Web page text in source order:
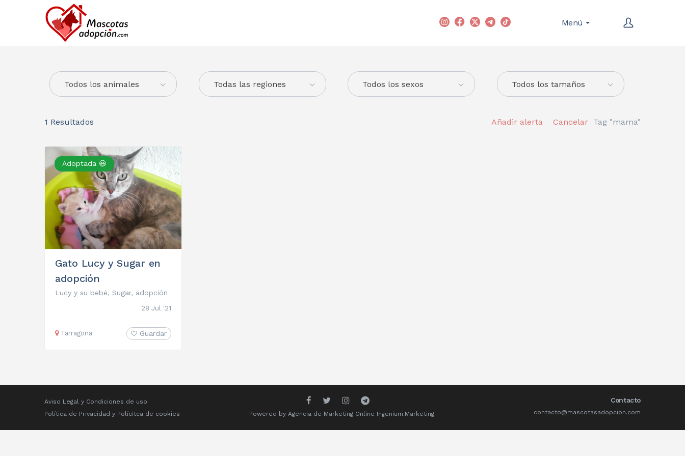
Menú
Todas las regiones
Todos los animales Todos los sexos Todos los tamaños
1 Resultados Tag "mama"
Cancelar
Añadir alerta
Adoptada 😃
Gato Lucy y Sugar en
adopción
Lucy y su bebé, Sugar, adopción
28 Jul '21
Tarragona Guardar
Aviso Legal y Condiciones de uso
Política de Privacidad y Polícitca de cookies Powered by Agencia de Marketing Online Ingenium.Marketing.
Contacto
contacto@mascotasadopcion.com